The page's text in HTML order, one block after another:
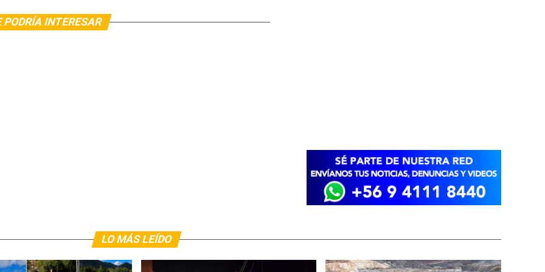
PODRÍA INTERESAR
LO MÁS LEÍDO